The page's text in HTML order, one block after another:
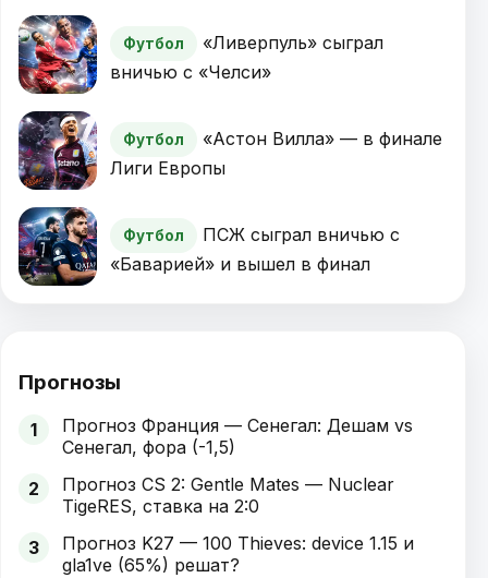
Футбол
«Ливерпуль» сыграл
вничью с «Челси»
Футбол
«Астон Вилла» — в финале
Лиги Европы
Футбол
ПСЖ сыграл вничью с
«Баварией» и вышел в финал
Прогнозы
1
Прогноз Франция — Сенегал: Дешам vs
Сенегал, фора (-1,5)
2
Прогноз CS 2: Gentle Mates — Nuclear
TigeRES, ставка на 2:0
3
Прогноз K27 — 100 Thieves: device 1.15 и
gla1ve (65%) решат?